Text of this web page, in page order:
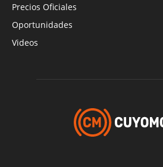
Precios Oficiales
Oportunidades
Videos